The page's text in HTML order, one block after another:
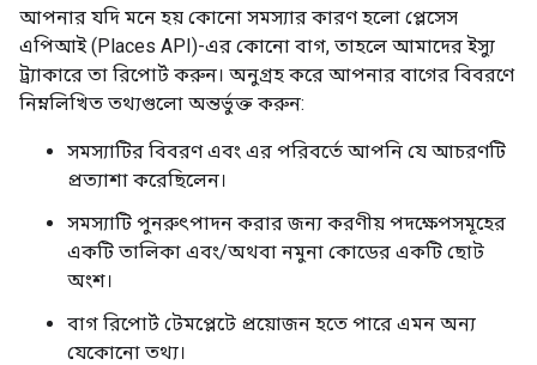
আপনার যদি মনে হয় কোনো সমস্যার কারণ হলো প্লেসেস
এপিআই (Places API)-এর কোনো বাগ, তাহলে আমাদের ইস্যু
ট্র্যাকারে তা রিপোর্ট করুন। অনুগ্রহ করে আপনার বাগের বিবরণে
নিম্নলিখিত তথ্যগুলো অন্তর্ভুক্ত করুন:
সমস্যাটির বিবরণ এবং এর পরিবর্তে আপনি যে আচরণটি
প্রত্যাশা করেছিলেন।
সমস্যাটি পুনরুৎপাদন করার জন্য করণীয় পদক্ষেপসমূহের
একটি তালিকা এবং/অথবা নমুনা কোডের একটি ছোট
অংশ।
বাগ রিপোর্ট টেমপ্লেটে প্রয়োজন হতে পারে এমন অন্য
যেকোনো তথ্য।